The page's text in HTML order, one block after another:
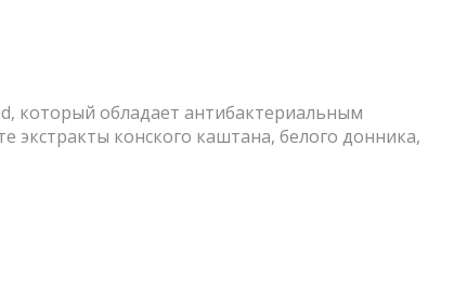
который обладает антибактериальным
конского каштана, белого донника,